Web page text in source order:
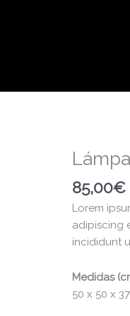
85,00€
Lorem
adipiscing
incididunt
Medidas
50 x 50 x 37